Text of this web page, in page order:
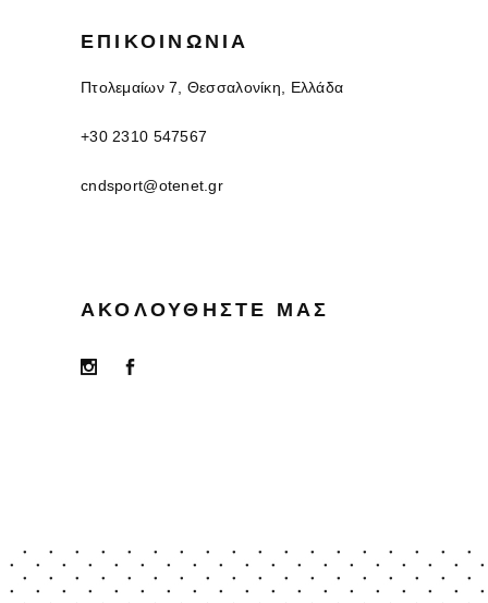
ΕΠΙΚΟΙΝΩΝΊΑ
Πτολεμαίων 7, Θεσσαλονίκη, Ελλάδα
+30 2310 547567
cndsport@otenet.gr
ΑΚΟΛΟΥΘΉΣΤΕ ΜΑΣ